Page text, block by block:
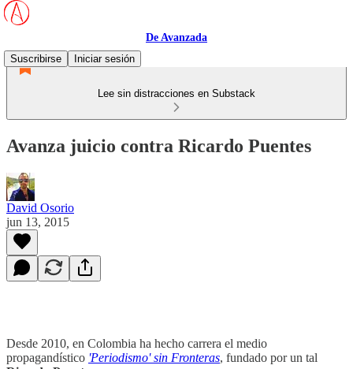
De Avanzada
Suscribirse
Iniciar sesión
Lee sin distracciones en Substack
Avanza juicio contra Ricardo Puentes
David Osorio
jun 13, 2015
Desde 2010, en Colombia ha hecho carrera el medio
propagandístico 'Periodismo' sin Fronteras, fundado por un tal